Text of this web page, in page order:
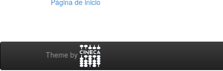
Página de inicio
Theme by